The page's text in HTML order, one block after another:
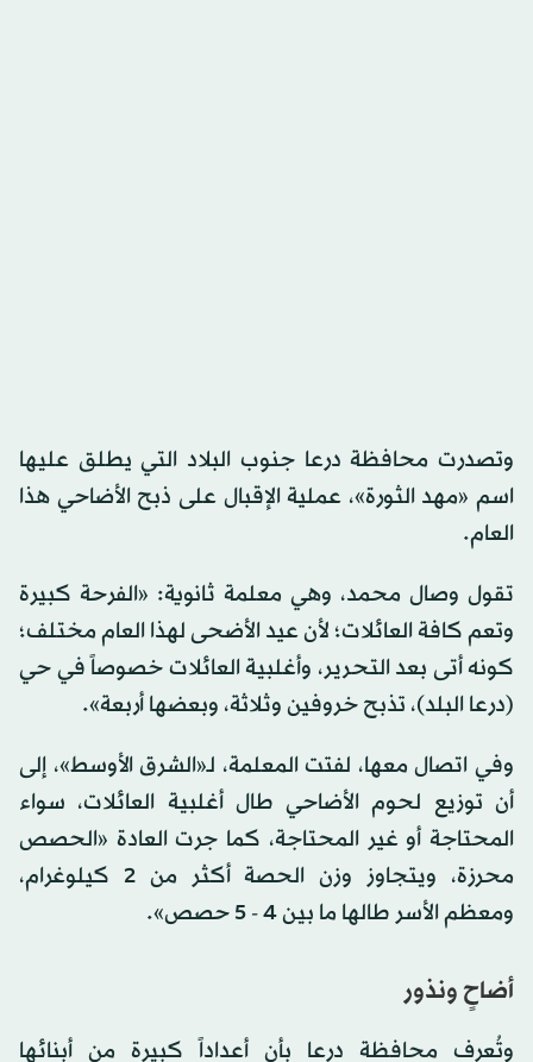
وتصدرت محافظة درعا جنوب البلاد التي يطلق عليها
اسم «مهد الثورة»، عملية الإقبال على ذبح الأضاحي هذا
العام.
تقول وصال محمد، وهي معلمة ثانوية: «الفرحة كبيرة
وتعم كافة العائلات؛ لأن عيد الأضحى لهذا العام مختلف؛
كونه أتى بعد التحرير، وأغلبية العائلات خصوصاً في حي
(درعا البلد)، تذبح خروفين وثلاثة، وبعضها أربعة».
وفي اتصال معها، لفتت المعلمة، لـ«الشرق الأوسط»، إلى
أن توزيع لحوم الأضاحي طال أغلبية العائلات، سواء
المحتاجة أو غير المحتاجة، كما جرت العادة «الحصص
محرزة، ويتجاوز وزن الحصة أكثر من 2 كيلوغرام،
ومعظم الأسر طالها ما بين 4 - 5 حصص».
أضاحٍ ونذور
وتُعرف محافظة درعا بأن أعداداً كبيرة من أبنائها